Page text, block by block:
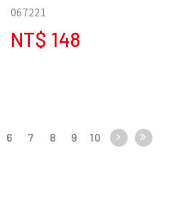
067221
NT$ 148
6 7 8 9 10